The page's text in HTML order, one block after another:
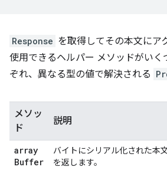
Response を取得してその本文にア
使用できるヘルパー メソッドがいく
ぞれ、異なる型の値で解決される
メソッ
ド
説明
array
Buffer
バイトにシリアル化された本
を返します。